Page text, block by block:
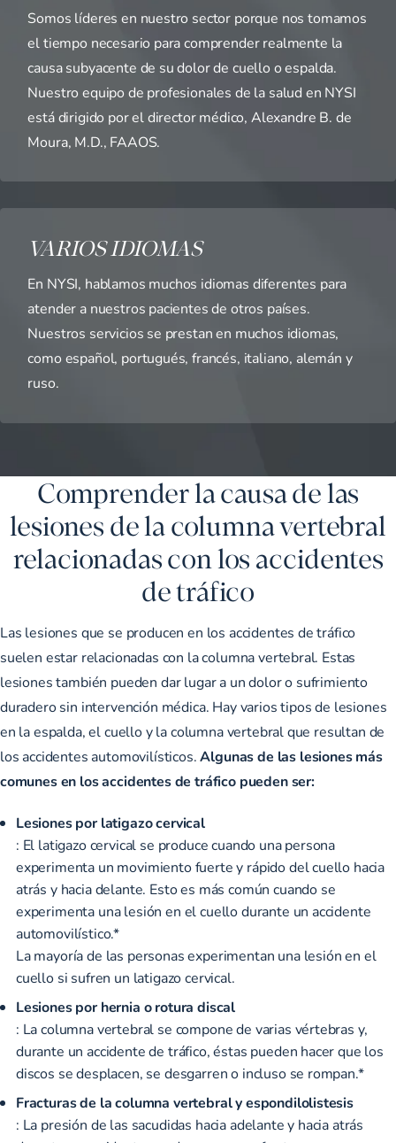
Somos líderes en nuestro sector porque nos tomamos
el tiempo necesario para comprender realmente la
causa subyacente de su dolor de cuello o espalda.
Nuestro equipo de profesionales de la salud en NYSI
está dirigido por el director médico, Alexandre B. de
Moura, M.D., FAAOS.
VARIOS IDIOMAS
En NYSI, hablamos muchos idiomas diferentes para
atender a nuestros pacientes de otros países.
Nuestros servicios se prestan en muchos idiomas,
como español, portugués, francés, italiano, alemán y
ruso.
Comprender la causa de las
lesiones de la columna vertebral
relacionadas con los accidentes
de tráfico
Las lesiones que se producen en los accidentes de tráfico
suelen estar relacionadas con la columna vertebral. Estas
lesiones también pueden dar lugar a un dolor o sufrimiento
duradero sin intervención médica. Hay varios tipos de lesiones
en la espalda, el cuello y la columna vertebral que resultan de
los accidentes automovilísticos.Algunas de las lesiones más
comunes en los accidentes de tráfico pueden ser:
Lesiones por latigazo cervical
: El latigazo cervical se produce cuando una persona
experimenta un movimiento fuerte y rápido del cuello hacia
atrás y hacia delante. Esto es más común cuando se
experimenta una lesión en el cuello durante un accidente
automovilístico.*
La mayoría de las personas experimentan una lesión en el
cuello si sufren un latigazo cervical.
Lesiones por hernia o rotura discal
: La columna vertebral se compone de varias vértebras y,
durante un accidente de tráfico, éstas pueden hacer que los
discos se desplacen, se desgarren o incluso se rompan.*
Fracturas de la columna vertebral y espondilolistesis
: La presión de las sacudidas hacia adelante y hacia atrás